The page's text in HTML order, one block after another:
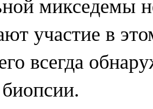
микседемы
участие в
всегда